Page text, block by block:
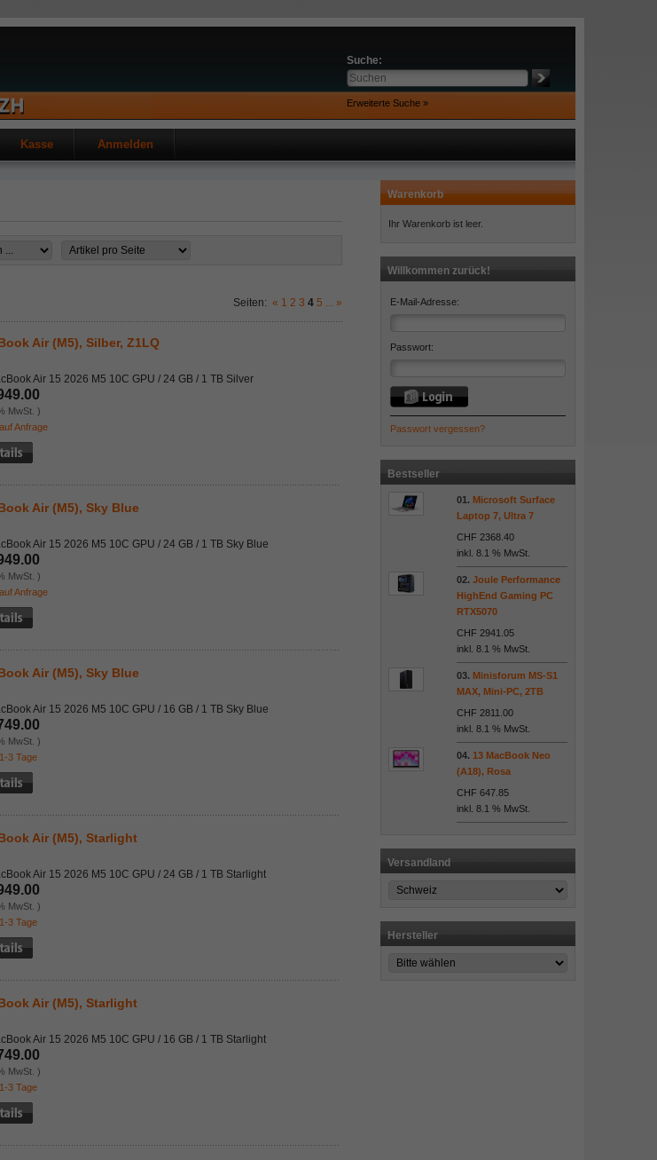
Suche:
Erweiterte Suche »
Kasse Anmelden
Seiten: « 1 2 3 4 5 ... »
Air (M5), Silber, Z1LQ
Air 15 2026 M5 10C GPU / 24 GB / 1 TB Silver
MwSt. )
auf Anfrage
Air (M5), Sky Blue
Air 15 2026 M5 10C GPU / 24 GB / 1 TB Sky Blue
MwSt. )
auf Anfrage
Air (M5), Sky Blue
Air 15 2026 M5 10C GPU / 16 GB / 1 TB Sky Blue
MwSt. )
1-3 Tage
Air (M5), Starlight
Air 15 2026 M5 10C GPU / 24 GB / 1 TB Starlight
MwSt. )
1-3 Tage
Air (M5), Starlight
Air 15 2026 M5 10C GPU / 16 GB / 1 TB Starlight
MwSt. )
1-3 Tage
Warenkorb
Ihr Warenkorb ist leer.
Willkommen zurück!
E-Mail-Adresse:
Passwort:
Passwort vergessen?
Bestseller
01. Microsoft Surface
Laptop 7, Ultra 7
CHF 2368.40
inkl. 8.1 % MwSt.
02. Joule Performance
HighEnd Gaming PC
RTX5070
CHF 2941.05
inkl. 8.1 % MwSt.
03. Minisforum MS-S1
MAX, Mini-PC, 2TB
CHF 2811.00
inkl. 8.1 % MwSt.
04. 13 MacBook Neo
(A18), Rosa
CHF 647.85
inkl. 8.1 % MwSt.
Versandland
Hersteller